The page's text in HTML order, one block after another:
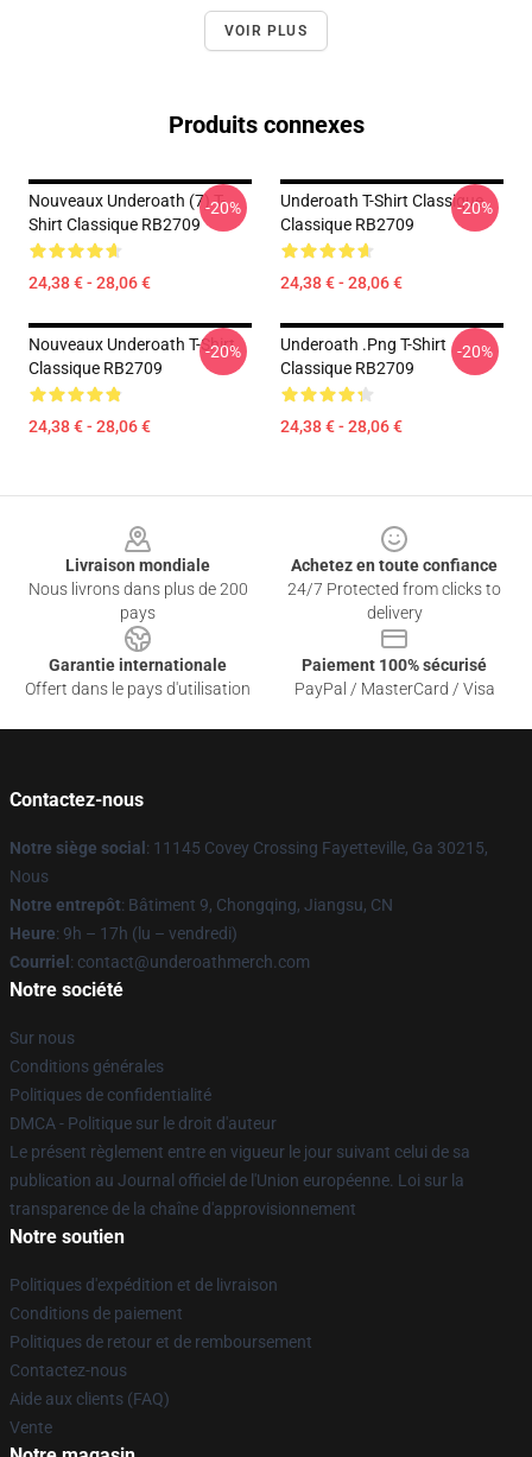
VOIR PLUS
Produits connexes
Nouveaux Underoath (7) T-
Shirt Classique RB2709
24,38 € - 28,06 €
-20%
Underoath T-Shirt Classique
Classique RB2709
24,38 € - 28,06 €
-20%
Nouveaux Underoath T-Shirt
Classique RB2709
24,38 € - 28,06 €
-20%
Underoath .png T-Shirt
Classique RB2709
24,38 € - 28,06 €
-20%
Livraison mondiale
Nous livrons dans plus de 200
pays
Achetez en toute confiance
24/7 Protected from clicks to
delivery
Garantie internationale
Offert dans le pays d'utilisation
Paiement 100% sécurisé
PayPal / MasterCard / Visa
Contactez-nous
Notre siège social : 11145 Covey Crossing Fayetteville, Ga 30215,
Nous
Notre entrepôt: Bâtiment 9, Chongqing, Jiangsu, CN
Heure: 9h – 17h (lu – vendredi)
Courriel : contact@underoathmerch.com
Notre société
Sur nous
Conditions générales
Politiques de confidentialité
DMCA - Politique sur le droit d'auteur
Le présent règlement entre en vigueur le jour suivant celui de sa
publication au Journal officiel de l'Union européenne. Loi sur la
transparence de la chaîne d'approvisionnement
Notre soutien
Politiques d'expédition et de livraison
Conditions de paiement
Politiques de retour et de remboursement
Contactez-nous
Aide aux clients (FAQ)
Vente